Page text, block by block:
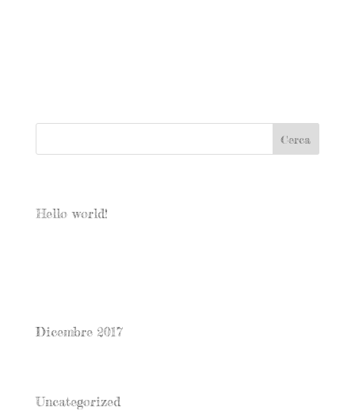
Hello world!
Dicembre 2017
Uncategorized